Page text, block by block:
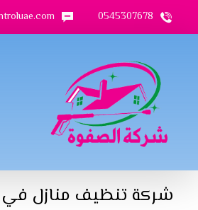
0545307678
شركة تنظيف منازل في